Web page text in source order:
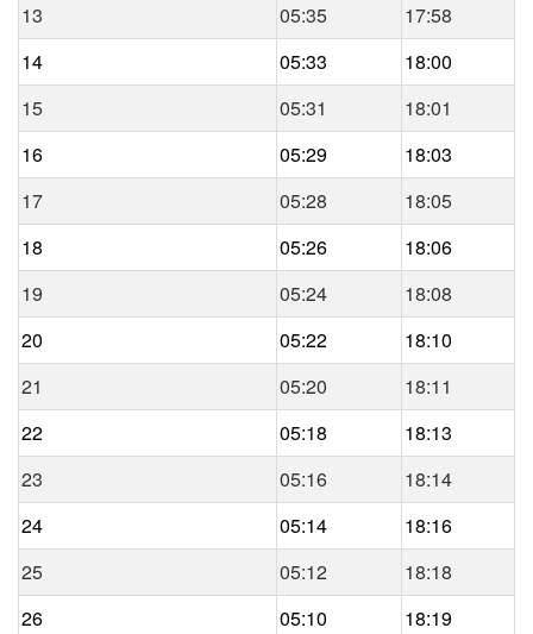
13
05:35
17:58
14
05:33
18:00
15
05:31
18:01
16
05:29
18:03
17
05:28
18:05
18
05:26
18:06
19
05:24
18:08
20
05:22
18:10
21
05:20
18:11
22
05:18
18:13
23
05:16
18:14
24
05:14
18:16
25
05:12
18:18
26
05:10
18:19